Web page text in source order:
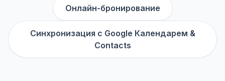
Онлайн-бронирование
Синхронизация с Google Календарем &
Contacts